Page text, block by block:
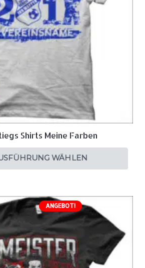
Shirts Meine Farben
WÄHLEN
ANGEBOT!